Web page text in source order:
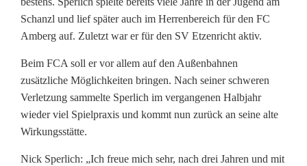
C
m
b
e
r
Schanzl und lief später auch im Herrenbereich für den FC
Amberg auf. Zuletzt war er für den SV Etzenricht aktiv.
Beim FCA soll er vor allem auf den Außenbahnen
zusätzliche Möglichkeiten bringen. Nach seiner schweren
Verletzung sammelte Sperlich im vergangenen Halbjahr
wieder viel Spielpraxis und kommt nun zurück an seine alte
Wirkungsstätte.
Nick Sperlich: „Ich freue mich sehr, nach drei Jahren und mit